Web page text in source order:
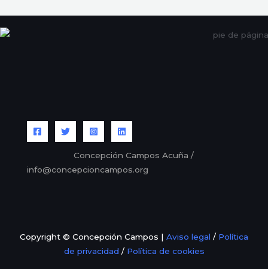
Concepción Campos Acuña /
info@concepcioncampos.org
Copyright © Concepción Campos | Aviso legal / Política
de privacidad/ Política de cookies